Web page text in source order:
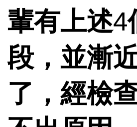
輩有上述4
段，並漸
了，經檢